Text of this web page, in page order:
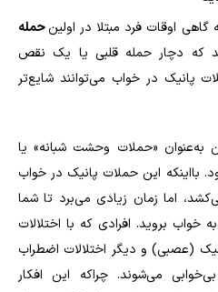
اوقات فرد مبتلا در اولینحمله
که دچار حمله قلبی یا یک نقص
پانیک در خواب می‌توانند شایع‌تر
به‌عنوان «حملات وحشت شبانه» یا
بااینکه این حملات پانیک در خواب
اما زمان زیادی می‌برد تا شما
خواب بروید. افرادی که با اختلالات
(عصبی) و دیگر اختلالات اضطراب
می‌شوند. چراکه این افکار